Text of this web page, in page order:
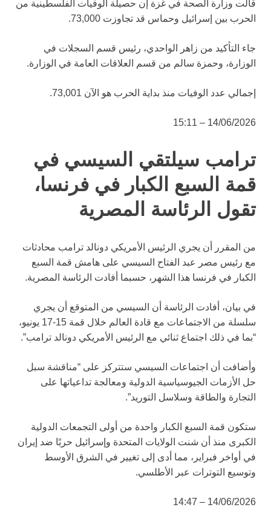
قالت وزارة الصحة في غزة إن حصيلة الوفيات الفلسطينية من
الحرب بين إسرائيل وحماس قد تجاوزت 73,000.
جاء التأكيد من زاهر الواحدي، رئيس قسم السجلات في
الوزارة، وحمزة سالم من قسم العلاقات العامة في الوزارة.
إجمالي عدد الوفيات منذ بداية الحرب هو الآن 73,001.
14/06/2026 – 15:11
ترامب سيلتقي السيسي في
قمة السبع الكبار في فرنسا،
تقول الرئاسة المصرية
من المقرر أن يجري الرئيس الأمريكي دونالد ترامب محادثات
مع رئيس مصر عبد الفتاح السيسي على هامش قمة السبع
الكبار في فرنسا هذا الشهر، حسبما أفادت الرئاسة المصرية.
في بيان، أفادت الرئاسة أن السيسي من المتوقع أن يجري
سلسلة من الاجتماعات مع قادة العالم خلال قمة 15-17 يونيو،
“بما في ذلك اجتماع ثنائي مع الرئيس الأمريكي دونالد ترامب”.
وأضافت أن اجتماعات السيسي ستتركز على “مناقشة سبل
حل الأزمات الجيوسياسية الدولية ومعالجة تداعياتها على
التجارة والطاقة وسلاسل التوريد”.
ستكون قمة السبع الكبار واحدة من أولى التجمعات الدولية
الكبرى منذ أن شنت الولايات المتحدة وإسرائيل حربًا ضد إيران
في أواخر فبراير، مما أدى إلى تغيير في الشرق الأوسط
وتوسيع التوترات عبر الأطلسي.
14/06/2026 – 14:47